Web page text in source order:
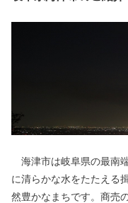
海津市は岐阜県の最南
に清らかな水をたたえる
然豊かなまちです。商売